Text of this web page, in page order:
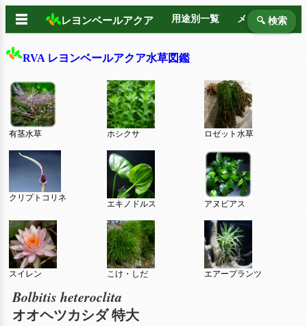
☰ レヨンベールアクア 用途別一覧 メーカー別
🔍 検索
RVA レヨンベールアクア水草図鑑
有茎水草 ホシクサ ロゼット水草
クリプトコリネ
エキノドルス アヌビアス
スイレン こけ・しだ エアープランツ
Bolbitis heteroclita
オオヘツカシダ 特大